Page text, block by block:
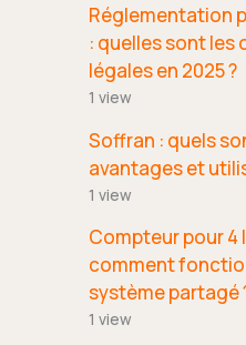
Réglementation
: quelles sont les
légales en 2025 ?
1 view
Soffran : quels
avantages et
1 view
Compteur pour 4
comment
système partagé
1 view